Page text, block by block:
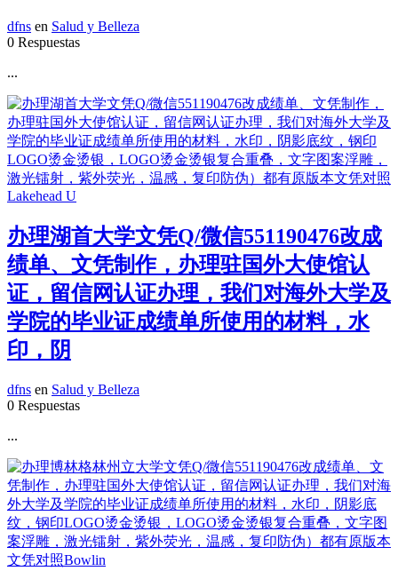
dfns en Salud y Belleza
0 Respuestas
...
办理湖首大学文凭Q/微信551190476改成
绩单、文凭制作，办理驻国外大使馆认
证，留信网认证办理，我们对海外大学及
学院的毕业证成绩单所使用的材料，水
印，阴
dfns en Salud y Belleza
0 Respuestas
...